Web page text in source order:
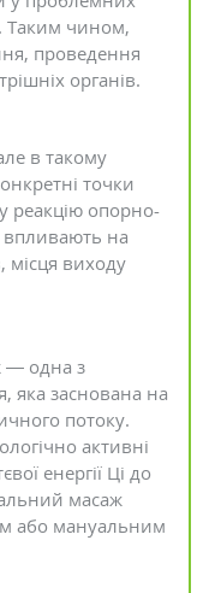
Таким чином,
проведення
органів.
в такому
точки
реакцію опорно-
на
місця виходу
— одна з
яка заснована на
потоку.
активні
енергії Ці до
масаж
або мануальним